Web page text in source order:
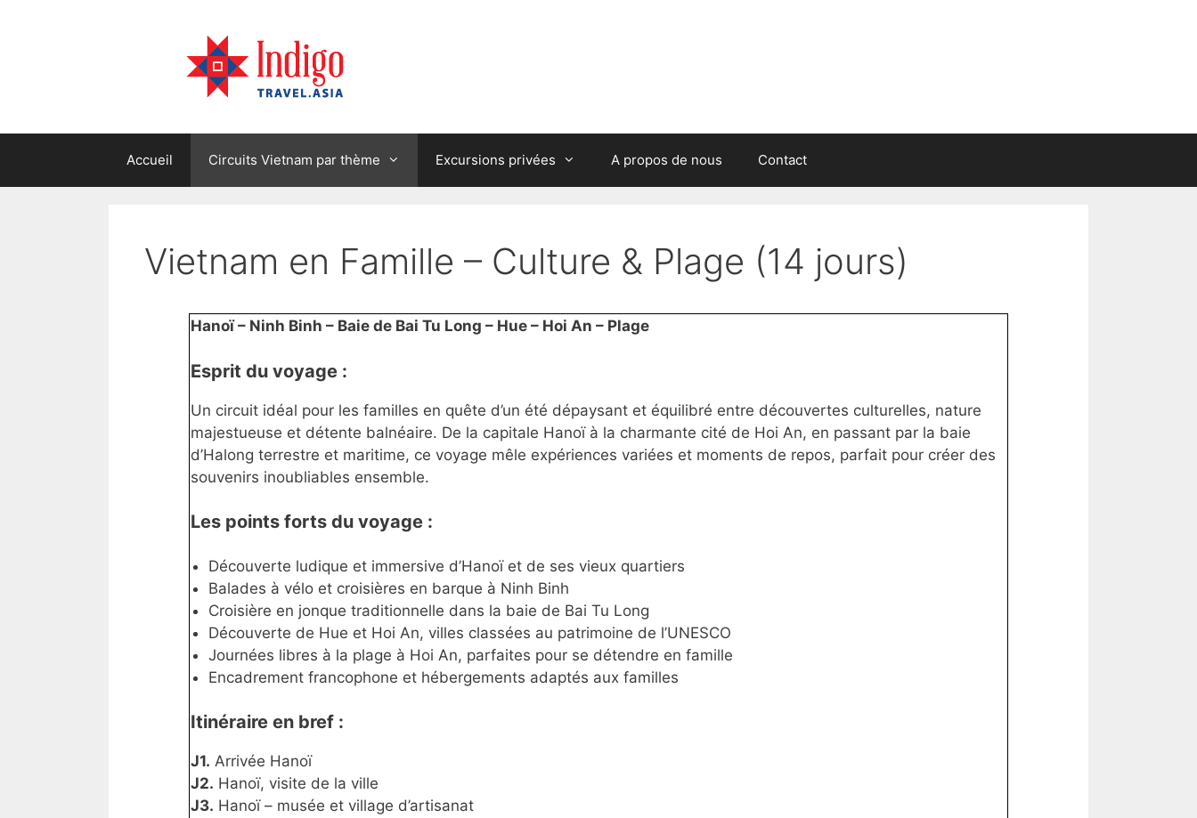
Accueil Circuits Vietnam par thème Excursions privées A propos de nous Contact
Vietnam en Famille – Culture & Plage (14 jours)
Hanoï – Ninh Binh – Baie de Bai Tu Long – Hue – Hoi An – Plage
Esprit du voyage :
Un circuit idéal pour les familles en quête d’un été dépaysant et équilibré entre découvertes culturelles, nature
majestueuse et détente balnéaire. De la capitale Hanoï à la charmante cité de Hoi An, en passant par la baie
d’Halong terrestre et maritime, ce voyage mêle expériences variées et moments de repos, parfait pour créer des
souvenirs inoubliables ensemble.
Les points forts du voyage :
Découverte ludique et immersive d’Hanoï et de ses vieux quartiers
Balades à vélo et croisières en barque à Ninh Binh
Croisière en jonque traditionnelle dans la baie de Bai Tu Long
Découverte de Hue et Hoi An, villes classées au patrimoine de l’UNESCO
Journées libres à la plage à Hoi An, parfaites pour se détendre en famille
Encadrement francophone et hébergements adaptés aux familles
Itinéraire en bref :
J1. Arrivée Hanoï
J2. Hanoï, visite de la ville
J3. Hanoï – musée et village d’artisanat